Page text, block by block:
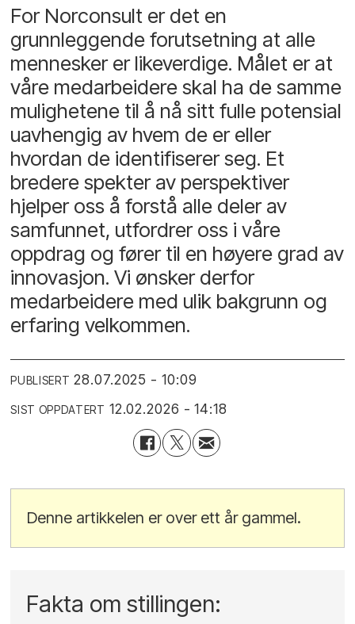
For Norconsult er det en
grunnleggende forutsetning at alle
mennesker er likeverdige. Målet er at
våre medarbeidere skal ha de samme
mulighetene til å nå sitt fulle potensial
uavhengig av hvem de er eller
hvordan de identifiserer seg. Et
bredere spekter av perspektiver
hjelper oss å forstå alle deler av
samfunnet, utfordrer oss i våre
oppdrag og fører til en høyere grad av
innovasjon. Vi ønsker derfor
medarbeidere med ulik bakgrunn og
erfaring velkommen.
PUBLISERT 28.07.2025 - 10:09
SIST OPPDATERT 12.02.2026 - 14:18
Denne artikkelen er over ett år gammel.
Fakta om stillingen: